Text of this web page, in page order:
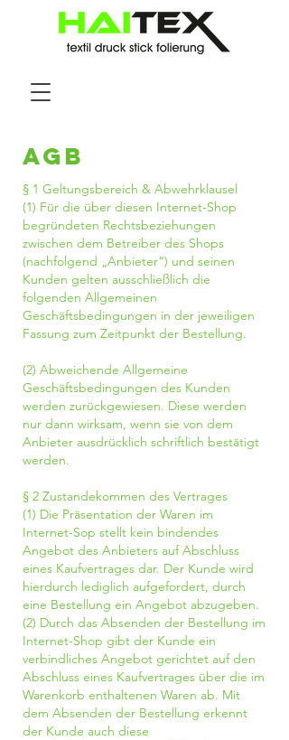
AGB
§ 1 Geltungsbereich & Abwehrklausel
(1) Für die über diesen Internet-Shop
begründeten Rechtsbeziehungen
zwischen dem Betreiber des Shops
(nachfolgend „Anbieter“) und seinen
Kunden gelten ausschließlich die
folgenden Allgemeinen
Geschäftsbedingungen in der jeweiligen
Fassung zum Zeitpunkt der Bestellung.
(2) Abweichende Allgemeine
Geschäftsbedingungen des Kunden
werden zurückgewiesen. Diese werden
nur dann wirksam, wenn sie von dem
Anbieter ausdrücklich schriftlich bestätigt
werden.
§ 2 Zustandekommen des Vertrages
(1) Die Präsentation der Waren im
Internet-Sop stellt kein bindendes
Angebot des Anbieters auf Abschluss
eines Kaufvertrages dar. Der Kunde wird
hierdurch lediglich aufgefordert, durch
eine Bestellung ein Angebot abzugeben.
(2) Durch das Absenden der Bestellung im
Internet-Shop gibt der Kunde ein
verbindliches Angebot gerichtet auf den
Abschluss eines Kaufvertrages über die im
Warenkorb enthaltenen Waren ab. Mit
dem Absenden der Bestellung erkennt
der Kunde auch diese